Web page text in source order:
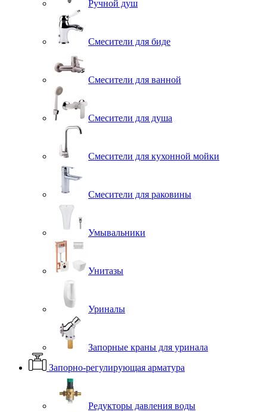
Ручной душ
Смесители для биде
Смесители для ванной
Смесители для душа
Смесители для кухонной мойки
Смесители для раковины
Умывальники
Унитазы
Уриналы
Запорные краны для уринала
Запорно-регулирующая арматура
Редукторы давления воды